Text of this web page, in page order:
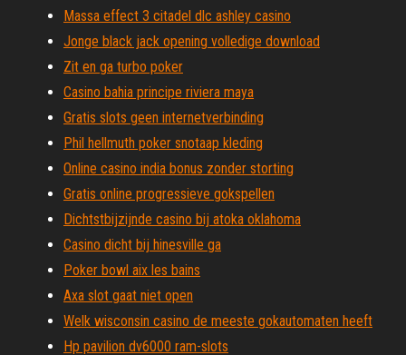
Massa effect 3 citadel dlc ashley casino
Jonge black jack opening volledige download
Zit en ga turbo poker
Casino bahia principe riviera maya
Gratis slots geen internetverbinding
Phil hellmuth poker snotaap kleding
Online casino india bonus zonder storting
Gratis online progressieve gokspellen
Dichtstbijzijnde casino bij atoka oklahoma
Casino dicht bij hinesville ga
Poker bowl aix les bains
Axa slot gaat niet open
Welk wisconsin casino de meeste gokautomaten heeft
Hp pavilion dv6000 ram-slots